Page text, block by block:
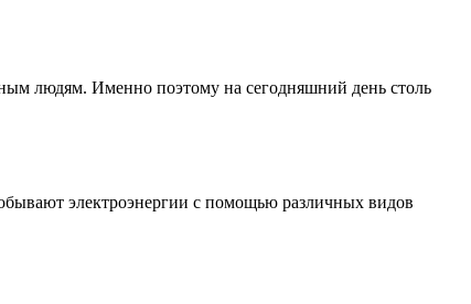
людям. Именно поэтому на сегодняшний день столь
электроэнергии с помощью различных видов